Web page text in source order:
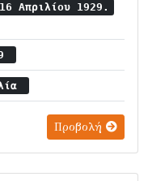
Απριλίου 1929.
Προβολή